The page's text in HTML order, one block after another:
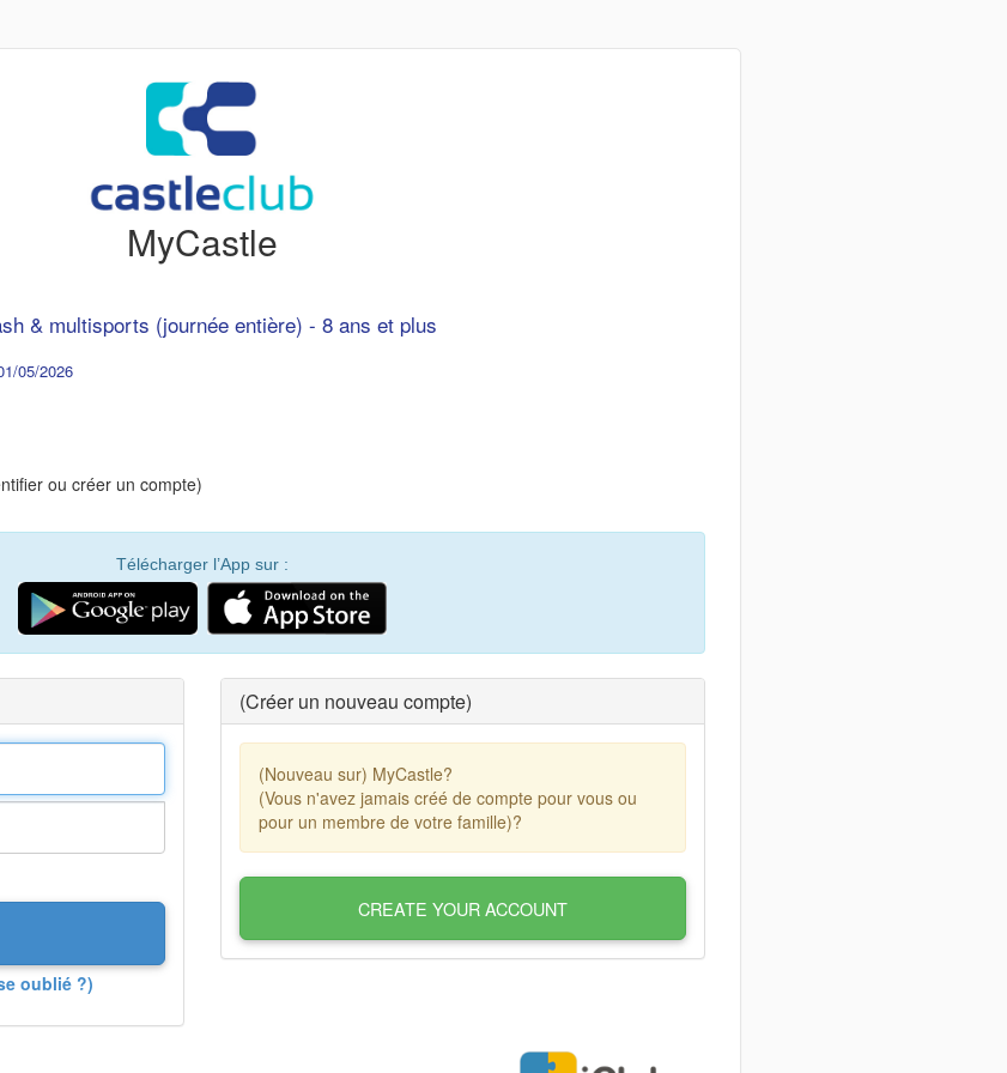
MyCastle
& multisports (journée entière) - 8 ans et plus
05/2026
ou créer un compte)
Télécharger l’App sur :
oublié ?)
(Créer un nouveau compte)
(Nouveau sur) MyCastle?
(Vous n'avez jamais créé de compte pour vous ou
pour un membre de votre famille)?
CREATE YOUR ACCOUNT